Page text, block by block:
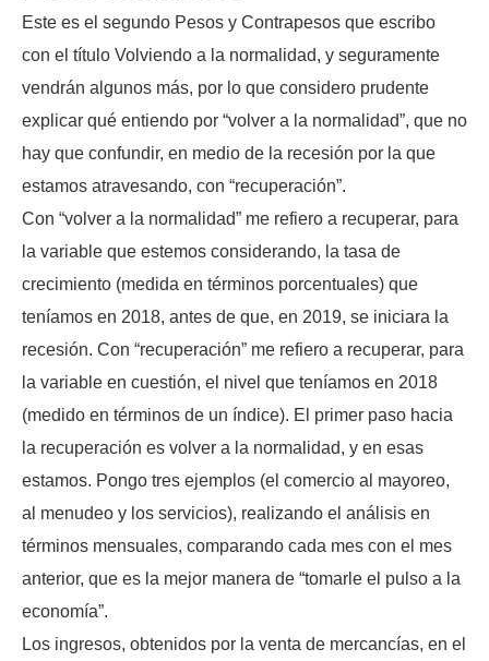
Este es el segundo Pesos y Contrapesos que escribo
con el título Volviendo a la normalidad, y seguramente
vendrán algunos más, por lo que considero prudente
explicar qué entiendo por “volver a la normalidad”, que no
hay que confundir, en medio de la recesión por la que
estamos atravesando, con “recuperación”.
Con “volver a la normalidad” me refiero a recuperar, para
la variable que estemos considerando, la tasa de
crecimiento (medida en términos porcentuales) que
teníamos en 2018, antes de que, en 2019, se iniciara la
recesión. Con “recuperación” me refiero a recuperar, para
la variable en cuestión, el nivel que teníamos en 2018
(medido en términos de un índice). El primer paso hacia
la recuperación es volver a la normalidad, y en esas
estamos. Pongo tres ejemplos (el comercio al mayoreo,
al menudeo y los servicios), realizando el análisis en
términos mensuales, comparando cada mes con el mes
anterior, que es la mejor manera de “tomarle el pulso a la
economía”.
Los ingresos, obtenidos por la venta de mercancías, en el